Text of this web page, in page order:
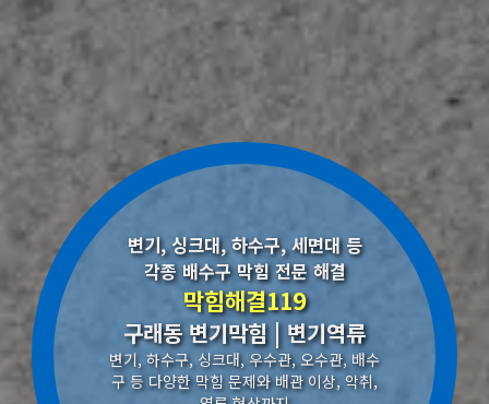
변기, 싱크대, 하수구, 세면대 등
각종 배수구 막힘 전문 해결
막힘해결119
구래동 변기막힘 | 변기역류
변기, 하수구, 싱크대, 우수관, 오수관, 배수
구 등 다양한 막힘 문제와 배관 이상, 악취,